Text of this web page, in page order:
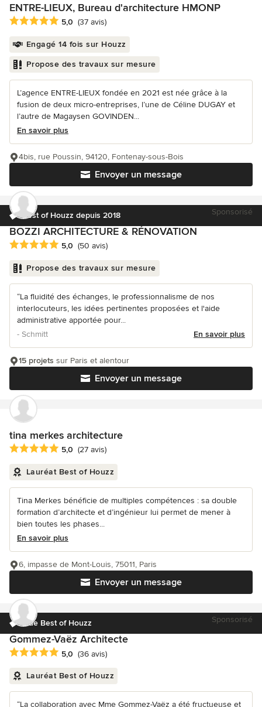
ENTRE-LIEUX, Bureau d'architecture HMONP
Note moyenne : 5 étoiles sur 5
5,0 (37 avis)
Engagé 14 fois sur Houzz
Propose des travaux sur mesure
L’agence ENTRE-LIEUX fondée en 2021 est née grâce à la
fusion de deux micro-entreprises, l’une de Céline DUGAY et
l’autre de Magaysen GOVINDEN...
En savoir plus
Envoyer un message
4bis, rue Poussin, 94120, Fontenay-sous-Bois
Best of Houzz depuis 2018 Sponsorisé
BOZZI ARCHITECTURE & RÉNOVATION
Note moyenne : 5 étoiles sur 5
5,0 (50 avis)
Propose des travaux sur mesure
“La fluidité des échanges, le professionnalisme de nos
interlocuteurs, les idées pertinentes proposées et l'aide
administrative apportée pour...
- Schmitt
En savoir plus
Envoyer un message
15 projets sur Paris et alentour
tina merkes architecture
Note moyenne : 5 étoiles sur 5
5,0 (27 avis)
Lauréat Best of Houzz
Tina Merkes bénéficie de multiples compétences : sa double
formation d’architecte et d’ingénieur lui permet de mener à
bien toutes les phases...
En savoir plus
Envoyer un message
6, impasse de Mont-Louis, 75011, Paris
Élue Best of Houzz Sponsorisé
Gommez-Vaëz Architecte
Note moyenne : 5 étoiles sur 5
5,0 (36 avis)
Lauréat Best of Houzz
“La collaboration avec Mme Gommez-Vaëz a été fructueuse et